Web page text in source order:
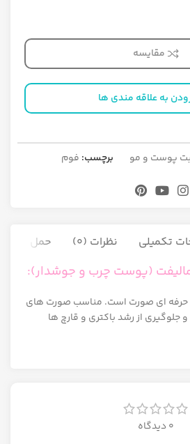
مقایسه
به علاقه مندی ها
پوست و مو برچسب: فوم
تکمیلی نظرات (0) حمل و نقل
(پوست چرب و جوشدار):
حرفه ای صورت است. مناسب صورت های
از رشد باکتری و قارچ ها
0 دیدگاه